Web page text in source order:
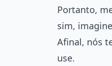
Portanto,
sim,
Afinal, nós
use.